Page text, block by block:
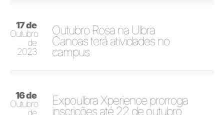
17 de
Outubro
de
2023
Outubro Rosa na Ulbra
Canoas terá atividades no
campus
16 de
Outubro
de
Expoulbra Xperience prorroga
inscrições até 22 de outubro